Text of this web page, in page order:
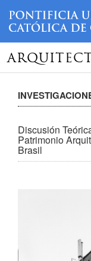
Discusión
Patrimonio
Brasil